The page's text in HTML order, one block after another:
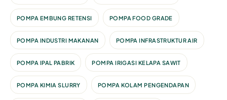
POMPA EMBUNG RETENSI POMPA FOOD GRADE
POMPA INDUSTRI MAKANAN POMPA INFRASTRUKTUR AIR
POMPA IPAL PABRIK POMPA IRIGASI KELAPA SAWIT
POMPA KIMIA SLURRY POMPA KOLAM PENGENDAPAN